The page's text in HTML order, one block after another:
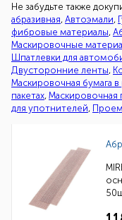
Не забудьте также
абразивная, Автоэмали,
фибровые материалы,
Маскировочные
Шпатлевки для
Двусторонние ленты,
Маскировочная бумага в
пакетах, Маскировочная
для употнителей,